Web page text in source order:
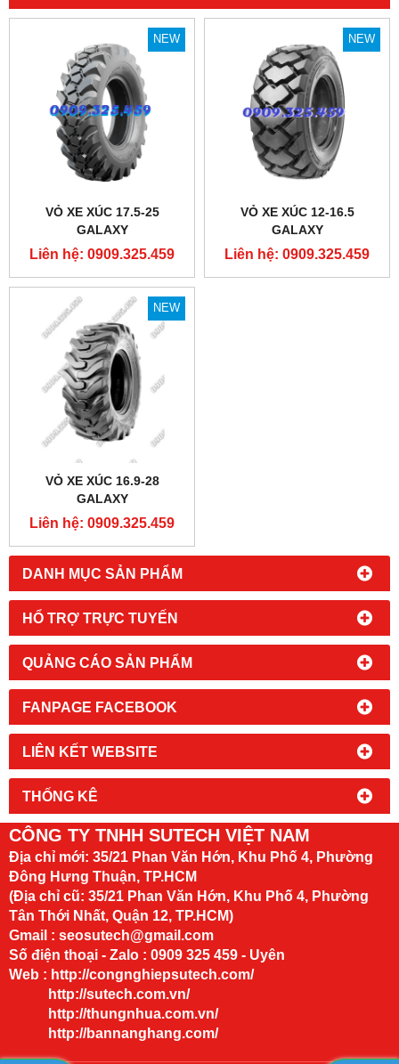
DANH MỤC SẢN PHẨM
HỔ TRỢ TRỰC TUYẾN
QUẢNG CÁO SẢN PHẨM
FANPAGE FACEBOOK
LIÊN KẾT WEBSITE
THỐNG KÊ
NEW
VỎ XE XÚC 17.5-25
GALAXY
Liên hệ: 0909.325.459
NEW
VỎ XE XÚC 12-16.5
GALAXY
Liên hệ: 0909.325.459
NEW
VỎ XE XÚC 16.9-28
GALAXY
Liên hệ: 0909.325.459
CÔNG TY TNHH SUTECH VIỆT NAM
Địa chỉ mới: 35/21 Phan Văn Hớn, Khu Phố 4, Phường
Đông Hưng Thuận, TP.HCM
(Địa chỉ cũ: 35/21 Phan Văn Hớn, Khu Phố 4, Phường
Tân Thới Nhất, Quận 12, TP.HCM)
Gmail : seosutech@gmail.com
Số điện thoại - Zalo : 0909 325 459 - Uyên
Web : http://congnghiepsutech.com/
http://sutech.com.vn/
http://thungnhua.com.vn/
http://bannanghang.com/